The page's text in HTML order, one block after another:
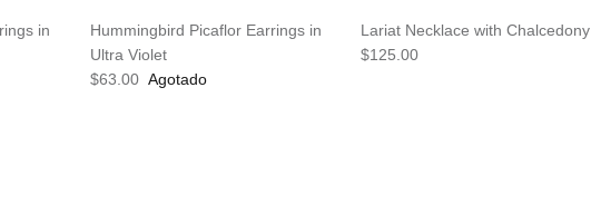
in
Hummingbird Picaflor Earrings in
Ultra Violet
$63.00 Agotado
Lariat Necklace with Chalcedony
$125.00